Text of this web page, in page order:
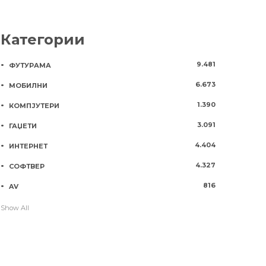
Категории
ФУТУРАМА 9.481
МОБИЛНИ 6.673
КОМПЈУТЕРИ 1.390
ГАЏЕТИ 3.091
ИНТЕРНЕТ 4.404
СОФТВЕР 4.327
AV 816
Show All